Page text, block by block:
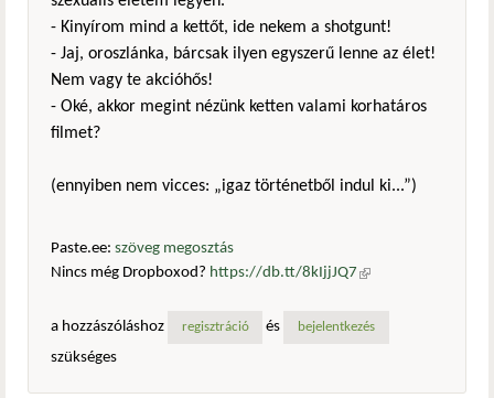
- Kinyírom mind a kettőt, ide nekem a shotgunt!
- Jaj, oroszlánka, bárcsak ilyen egyszerű lenne az élet!
Nem vagy te akcióhős!
- Oké, akkor megint nézünk ketten valami korhatáros
filmet?
(ennyiben nem vicces: „igaz történetből indul ki...”)
Paste.ee: szöveg megosztás
Nincs még Dropboxod? https://db.tt/8kIjjJQ7 (külső
a hozzászóláshoz
regisztráció és bejelentkezés
szükséges